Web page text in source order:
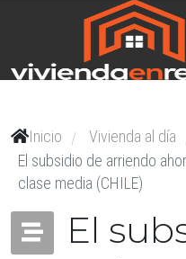
Inicio / Vivienda al día
El subsidio de arriendo
clase media (CHILE)
El